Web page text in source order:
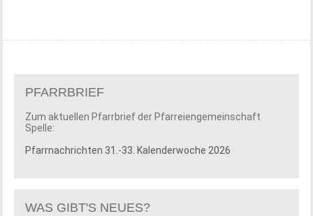
PFARRBRIEF
Zum aktuellen Pfarrbrief der Pfarreiengemeinschaft
Spelle:
Pfarrnachrichten 31.-33. Kalenderwoche 2026
WAS GIBT'S NEUES?